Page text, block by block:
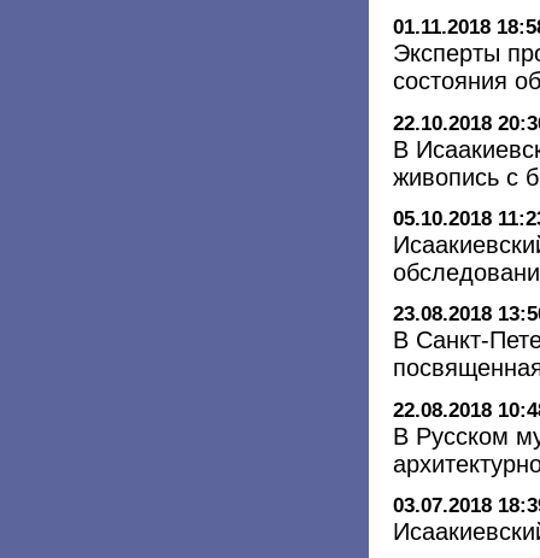
01.11.2018
Эксперты
состояния
22.10.2018
В
живопись с
05.10.2018
23.08.2018
В Санкт-
22.08.2018
В Русском
03.07.2018